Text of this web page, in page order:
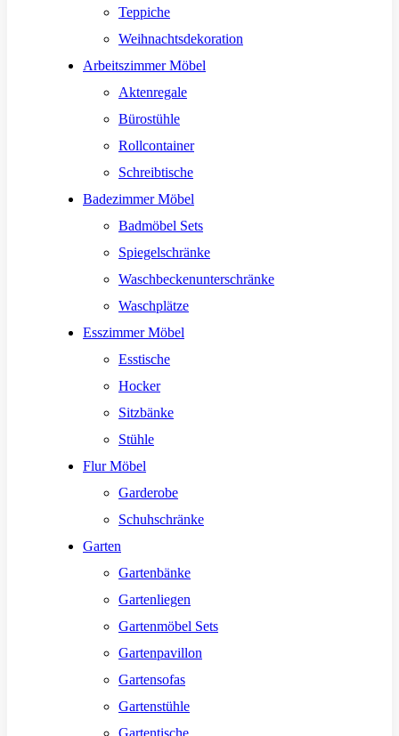
Teppiche
Weihnachtsdekoration
Arbeitszimmer Möbel
Aktenregale
Bürostühle
Rollcontainer
Schreibtische
Badezimmer Möbel
Badmöbel Sets
Spiegelschränke
Waschbeckenunterschränke
Waschplätze
Esszimmer Möbel
Esstische
Hocker
Sitzbänke
Stühle
Flur Möbel
Garderobe
Schuhschränke
Garten
Gartenbänke
Gartenliegen
Gartenmöbel Sets
Gartenpavillon
Gartensofas
Gartenstühle
Gartentische